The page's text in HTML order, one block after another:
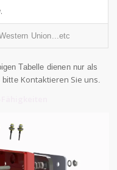
Union...etc
Tabelle dienen nur als
bitte Kontaktieren Sie uns.